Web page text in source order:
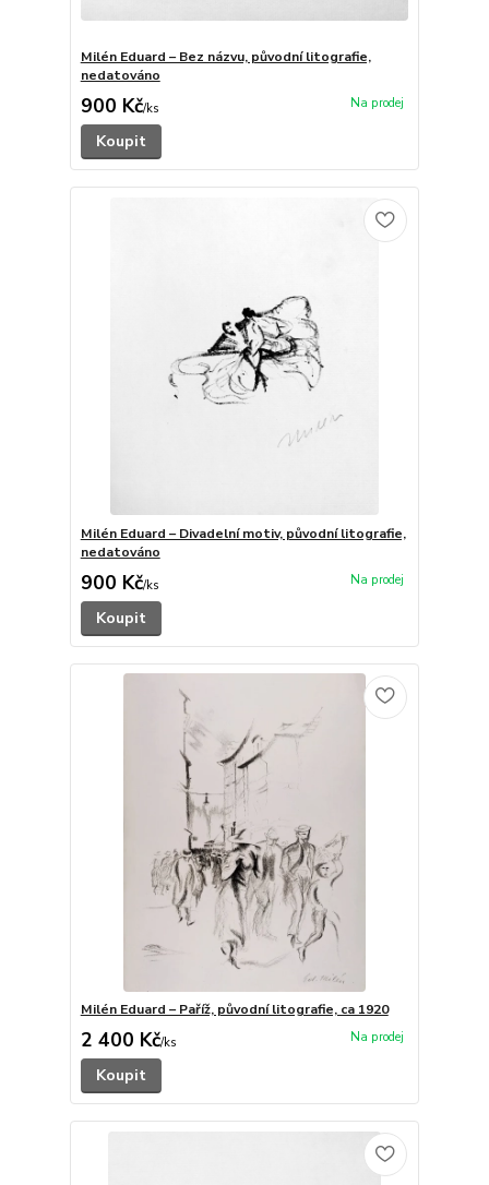
Milén Eduard – Bez názvu, původní litografie,
nedatováno
900 Kč/ks
Koupit
Milén Eduard – Divadelní motiv, původní litografie,
nedatováno
900 Kč/ks
Koupit
Milén Eduard – Paříž, původní litografie, ca 1920
2 400 Kč/ks
Koupit